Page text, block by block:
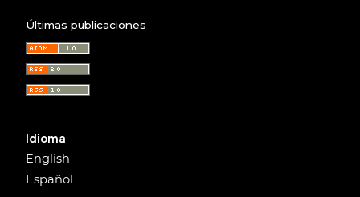
Últimas publicaciones
Idioma
English
Español